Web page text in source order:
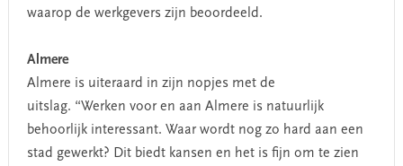
waarop de werkgevers zijn beoordeeld.
Almere
Almere is uiteraard in zijn nopjes met de
uitslag. “Werken voor en aan Almere is natuurlijk
behoorlijk interessant. Waar wordt nog zo hard aan een
stad gewerkt? Dit biedt kansen en het is fijn om te zien